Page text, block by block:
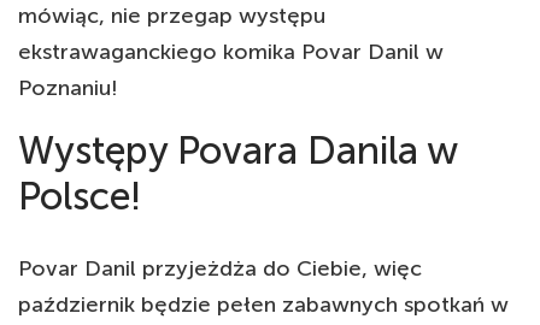
mówiąc, nie przegap występu
ekstrawaganckiego komika Povar Danil w
Poznaniu!
Występy Povara Danila w
Polsce!
Povar Danil przyjeżdża do Ciebie, więc
październik będzie pełen zabawnych spotkań w